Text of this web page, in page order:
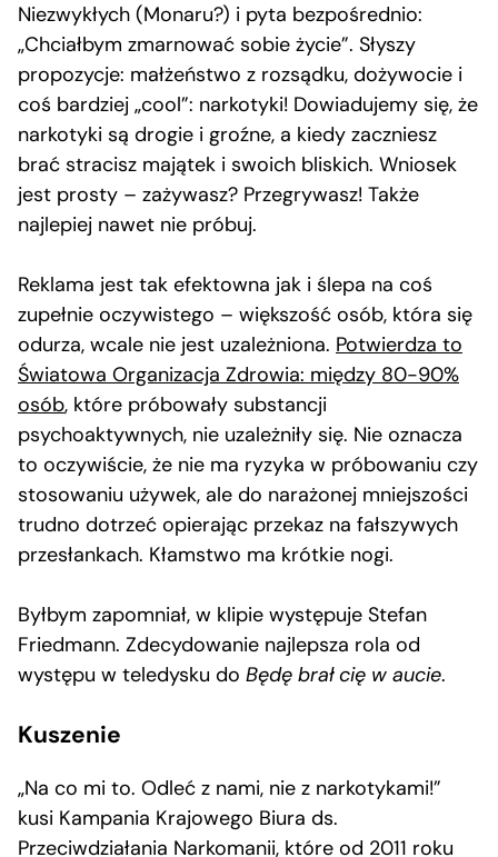
Niezwykłych (Monaru?) i pyta bezpośrednio:
„Chciałbym zmarnować sobie życie”. Słyszy
propozycje: małżeństwo z rozsądku, dożywocie i
coś bardziej „cool”: narkotyki! Dowiadujemy się, że
narkotyki są drogie i groźne, a kiedy zaczniesz
brać stracisz majątek i swoich bliskich. Wniosek
jest prosty – zażywasz? Przegrywasz! Także
najlepiej nawet nie próbuj.
Reklama jest tak efektowna jak i ślepa na coś
zupełnie oczywistego – większość osób, która się
odurza, wcale nie jest uzależniona. Potwierdza to
Światowa Organizacja Zdrowia: między 80-90%
osób, które próbowały substancji
psychoaktywnych, nie uzależniły się. Nie oznacza
to oczywiście, że nie ma ryzyka w próbowaniu czy
stosowaniu używek, ale do narażonej mniejszości
trudno dotrzeć opierając przekaz na fałszywych
przesłankach. Kłamstwo ma krótkie nogi.
Byłbym zapomniał, w klipie występuje Stefan
Friedmann. Zdecydowanie najlepsza rola od
występu w teledysku do Będę brał cię w aucie.
Kuszenie
„Na co mi to. Odleć z nami, nie z narkotykami!”
kusi Kampania Krajowego Biura ds.
Przeciwdziałania Narkomanii, które od 2011 roku